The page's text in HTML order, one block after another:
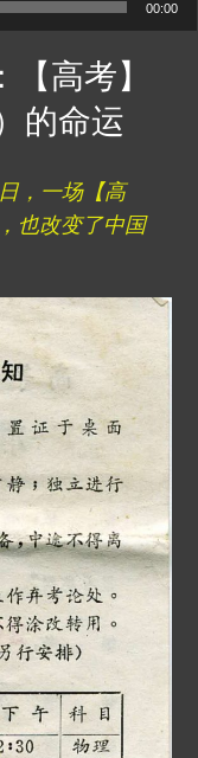
00:00
【高考】
的命运
，一场【高
也改变了中国